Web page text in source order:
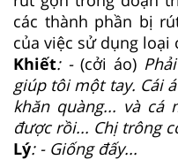
các thành phần bị
của việc sử dụng loại
Khiết: - (cởi áo)
giúp tôi một tay. Cái
khăn quàng... và cá
được rồi... Chị trông
Lý: - Giống đấy...